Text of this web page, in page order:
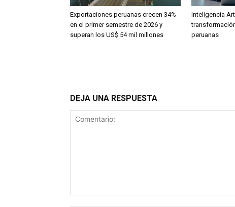
Exportaciones peruanas crecen 34%
en el primer semestre de 2026 y
superan los US$ 54 mil millones
Inteligencia
peruanas
DEJA UNA RESPUESTA